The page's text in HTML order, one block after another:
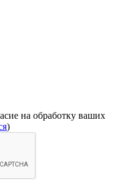
на обработку ваших
)